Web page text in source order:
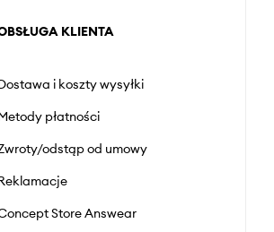
KLIENTA
i koszty wysyłki
płatności
odstąp od umowy
Store Answear